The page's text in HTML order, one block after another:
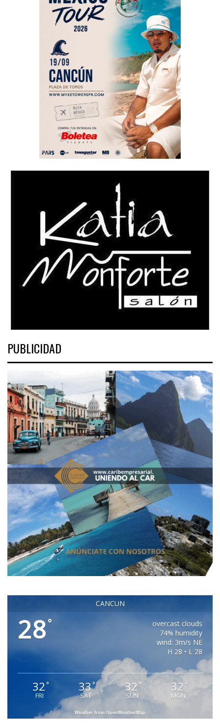
PUBLICIDAD
CANCUN
28°
overcast clouds
74% humidity
wind: 3m/s NE
H 28 • L 28
32°
FRI
33°
SAT
32 °
SUN
32 °
MON
Weather from OpenWeatherMap